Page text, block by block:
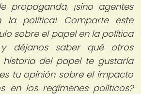
propaganda, ¡sino agentes
la política! Comparte este
sobre el papel en la política
déjanos saber qué otros
del papel te gustaría
tu opinión sobre el impacto
en los regímenes políticos?